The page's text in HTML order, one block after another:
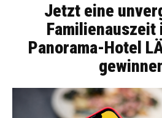
Jetzt eine
Familienauszeit
Panorama-Hotel